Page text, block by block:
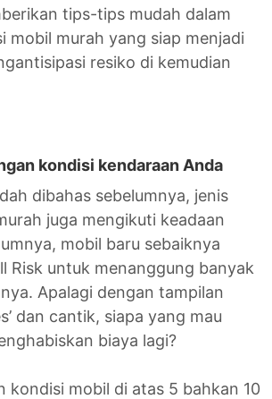
tips-tips mudah dalam
mobil murah yang siap menjadi
resiko di kemudian
kondisi kendaraan Anda
dibahas sebelumnya, jenis
juga mengikuti keadaan
mobil baru sebaiknya
Risk untuk menanggung banyak
Apalagi dengan tampilan
dan cantik, siapa yang mau
biaya lagi?
kondisi mobil di atas 5 bahkan 10